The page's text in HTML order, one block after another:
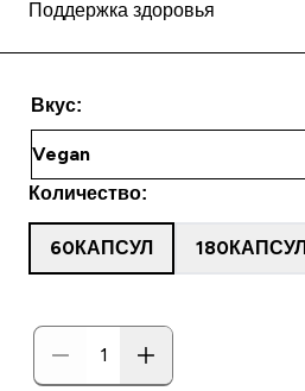
Поддержка здоровья
Вкус:
Количество:
60КАПСУЛ 180КАПСУЛ